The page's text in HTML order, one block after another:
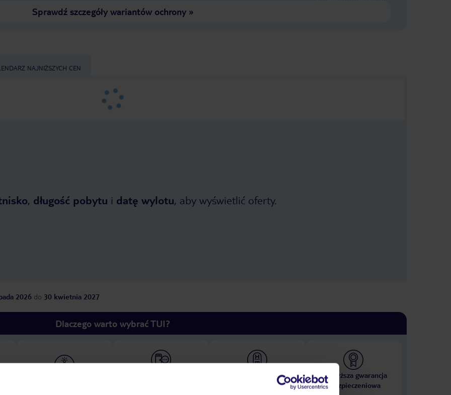
Sprawdź szczegóły wariantów ochrony»
NAJNIŻSZYCH CEN
, długość pobytu i datę wylotu, aby wyświetlić oferty.
2026 do 30 kwietnia 2027
Dlaczego warto wybrać TUI?
10 000 hoteli w ponad 50
Najwyższa gwarancja
ubezpieczeniowa